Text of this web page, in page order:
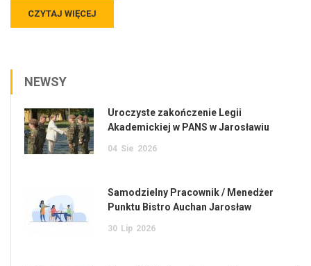
CZYTAJ WIĘCEJ
NEWSY
Uroczyste zakończenie Legii
Akademickiej w PANS w Jarosławiu
04 Sie 2026
Samodzielny Pracownik / Menedżer
Punktu Bistro Auchan Jarosław
30 Lip 2026